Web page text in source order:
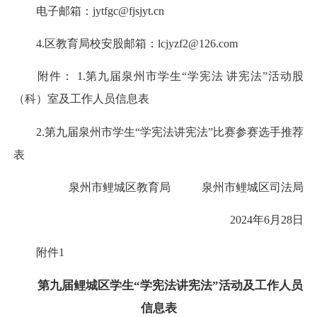
电子邮箱：jytfgc@fjsjyt.cn
4.区教育局校安股邮箱：lcjyzf2@126.com
附件： 1.第九届泉州市学生“学宪法 讲宪法”活动股
（科）室及工作人员信息表
2.第九届泉州市学生“学宪法讲宪法”比赛参赛选手推荐
表
泉州市鲤城区教育局 泉州市鲤城区司法局
2024年6月28日
附件1
第九届鲤城区学生“学宪法讲宪法”活动及工作人员
信息表